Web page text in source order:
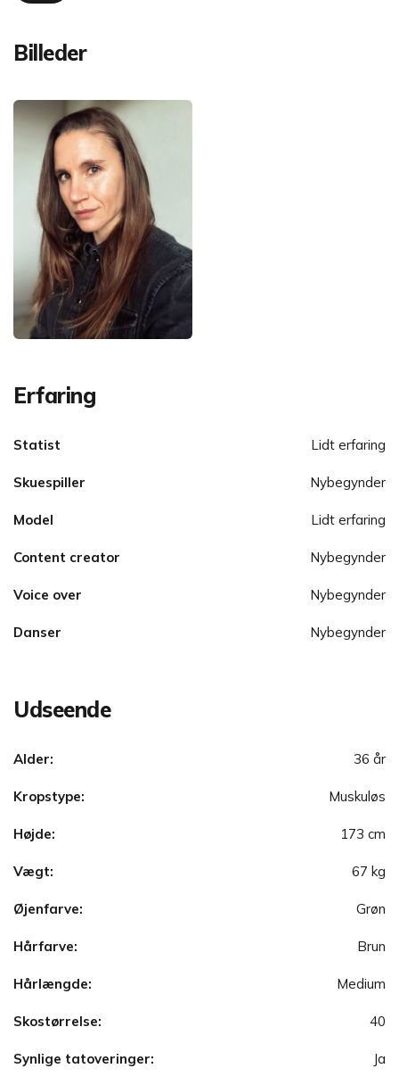
Billeder
Erfaring
Statist Lidt erfaring
Skuespiller Nybegynder
Model Lidt erfaring
Content creator Nybegynder
Voice over Nybegynder
Danser Nybegynder
Udseende
Alder: 36 år
Kropstype: Muskuløs
Højde: 173 cm
Vægt: 67 kg
Øjenfarve: Grøn
Hårfarve: Brun
Hårlængde: Medium
Skostørrelse: 40
Synlige tatoveringer: Ja